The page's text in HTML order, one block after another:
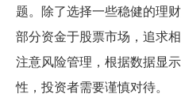
题。除了选择一些稳健的理
部分资金于股票市场，追求
注意风险管理，根据数据显
性，投资者需要谨慎对待。